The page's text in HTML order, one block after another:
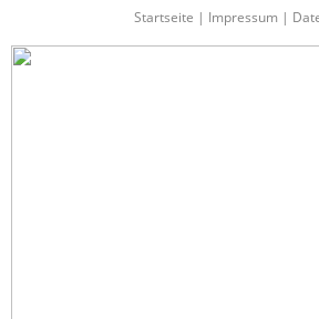
Startseite | Impressum |